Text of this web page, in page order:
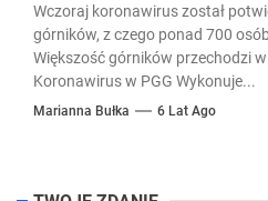
Wczoraj koronawirus został
górników, z czego ponad 700
Większość górników przechodzi
Koronawirus w PGG Wykonuje...
Marianna Bułka 6 Lat Ago